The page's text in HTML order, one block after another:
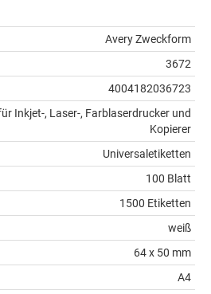
Avery Zweckform
3672
4004182036723
Inkjet-, Laser-, Farblaserdrucker und
Kopierer
Universaletiketten
100 Blatt
1500 Etiketten
weiß
64 x 50 mm
A4